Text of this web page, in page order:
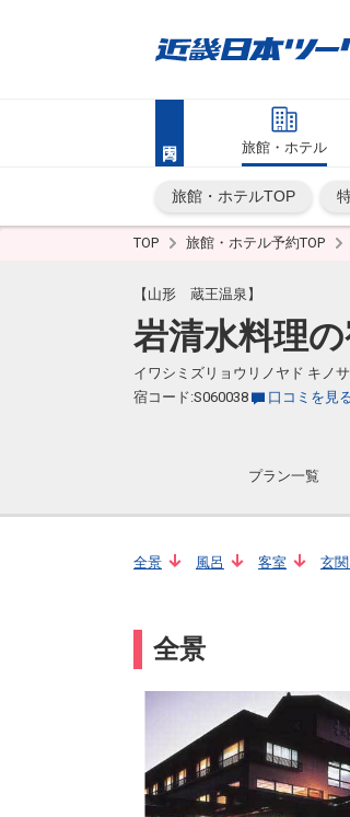
旅館・ホテル
旅館・ホテルTOP
TOP 旅館・ホテル予約TOP
【山形 蔵王温泉】
岩清水料理
イワシミズリョウリノヤド キノサ
宿コード:S060038
口コミを見
プラン一覧
全景 風呂 客室 玄
全景